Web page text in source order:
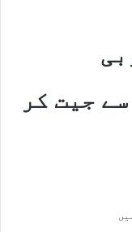
وکٹوں سے جیت کر